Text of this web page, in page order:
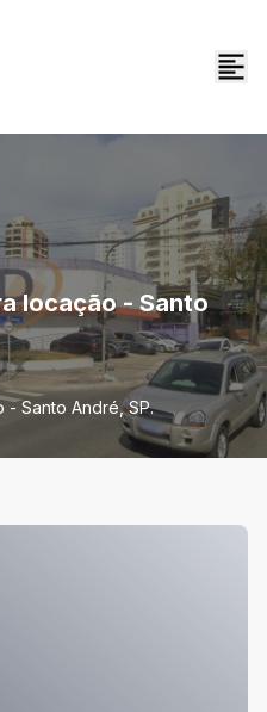
locação - Santo
- Santo André, SP.